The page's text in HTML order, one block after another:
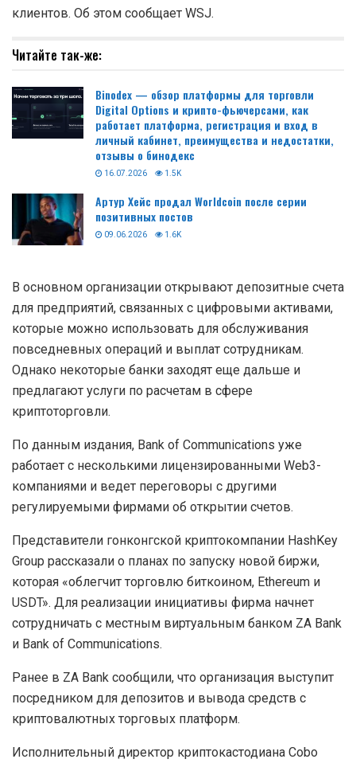
клиентов. Об этом сообщает WSJ.
Читайте так-же:
Binodex — обзор платформы для торговли
Digital Options и крипто-фьючерсами, как
работает платформа, регистрация и вход в
личный кабинет, преимущества и недостатки,
отзывы о бинодекс
16.07.2026 1.5K
Артур Хейс продал Worldcoin после серии
позитивных постов
09.06.2026 1.6K
В основном организации открывают депозитные счета
для предприятий, связанных с цифровыми активами,
которые можно использовать для обслуживания
повседневных операций и выплат сотрудникам.
Однако некоторые банки заходят еще дальше и
предлагают услуги по расчетам в сфере
криптоторговли.
По данным издания, Bank of Communications уже
работает с несколькими лицензированными Web3-
компаниями и ведет переговоры с другими
регулируемыми фирмами об открытии счетов.
Представители гонконгской криптокомпании HashKey
Group рассказали о планах по запуску новой биржи,
которая «облегчит торговлю биткоином, Ethereum и
USDT». Для реализации инициативы фирма начнет
сотрудничать с местным виртуальным банком ZA Bank
и Bank of Communications.
Ранее в ZA Bank сообщили, что организация выступит
посредником для депозитов и вывода средств с
криптовалютных торговых платформ.
Исполнительный директор криптокастодиана Cobo